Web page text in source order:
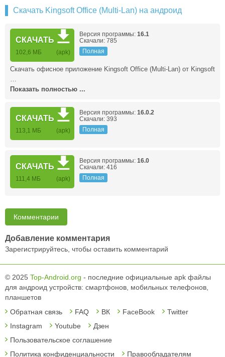
Скачать Kingsoft Office (Multi-Lan) на андроид
СКАЧАТЬ
102,6 МБ (apk)
Версия программы: 16.1
Скачали: 785
Полная
Скачать офисное приложение Kingsoft Office (Multi-Lan) от Kingsoft
…
Показать полностью ...
СКАЧАТЬ
113,1 МБ (apk)
Версия программы: 16.0.2
Скачали: 393
Полная
СКАЧАТЬ
111,4 МБ (apk)
Версия программы: 16.0
Скачали: 416
Полная
Комментарии
Добавление комментария
Зарегистрируйтесь, чтобы оставить комментарий
© 2025 Top-Android.org - последние официальные apk файлы
для андроид устройств: смартфонов, мобильных телефонов,
планшетов
Обратная связь
FAQ ВК FaceBook
Twitter
Instagram
Youtube
Дзен
Пользовательское соглашение
Политика конфиденциальности
Правообладателям